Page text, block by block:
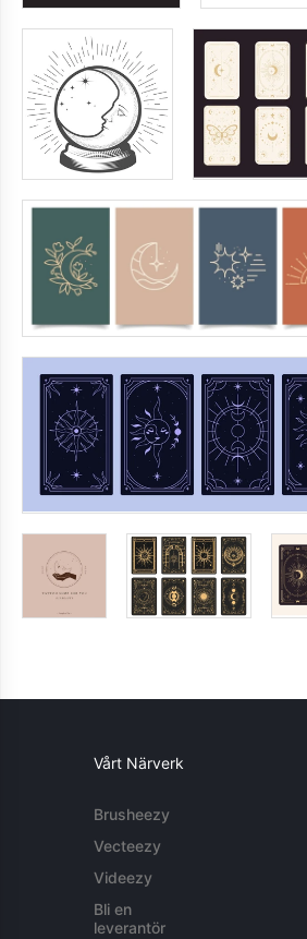
Vårt Närverk
Brusheezy
Vecteezy
Videezy
Bli en
leverantör